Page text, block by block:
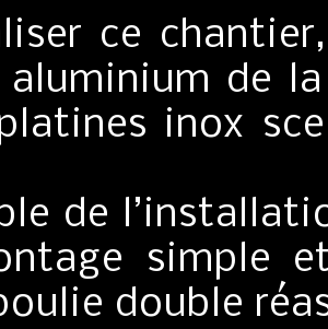
ce
aluminium de
inox
de
simple
double